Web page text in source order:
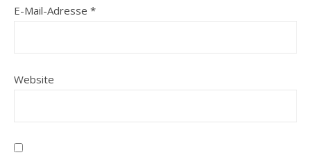
E-Mail-Adresse *
Website